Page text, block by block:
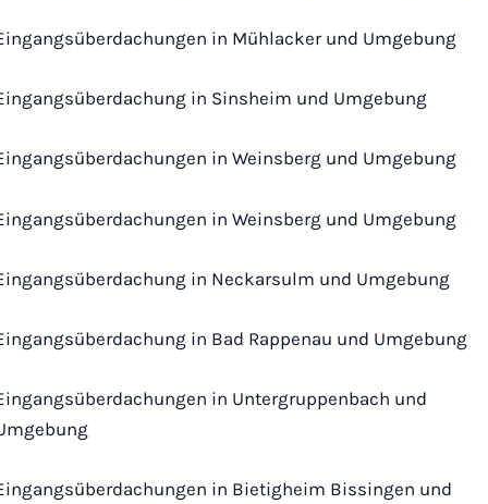
in Mühlacker und Umgebung
in Sinsheim und Umgebung
in Weinsberg und Umgebung
in Weinsberg und Umgebung
in Neckarsulm und Umgebung
in Bad Rappenau und Umgebung
in Untergruppenbach und
in Bietigheim Bissingen und